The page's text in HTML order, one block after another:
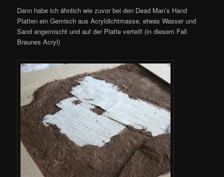
Dann habe ich ähnlich wie zuvor bei den Dead Man’s Hand
Platten ein Gemisch aus Acryldichtmasse, etwas Wasser und
Sand angemischt und auf der Platte verteilt (in diesem Fall
Braunes Acryl)